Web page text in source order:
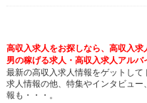
高収入求人をお探しなら、高収入求
男の稼げる求人・高収入求人アル
最新の高収入求人情報をゲットして
求人情報の他、特集やインタビュ
報も・・・。